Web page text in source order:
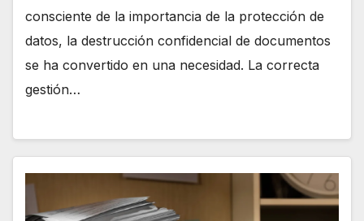
consciente de la importancia de la protección de
datos, la destrucción confidencial de documentos
se ha convertido en una necesidad. La correcta
gestión…